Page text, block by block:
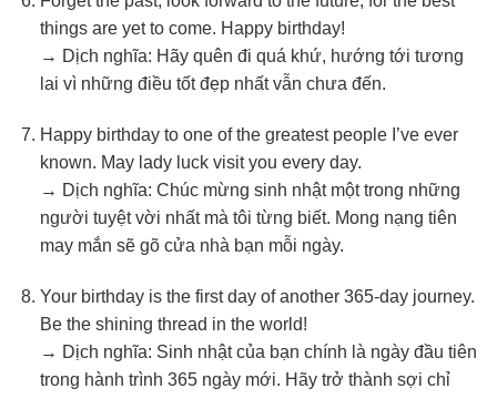
things are yet to come. Happy birthday!
→ Dịch nghĩa: Hãy quên đi quá khứ, hướng tới tương
lai vì những điều tốt đẹp nhất vẫn chưa đến.
Happy birthday to one of the greatest people I’ve ever
known. May lady luck visit you every day.
→ Dịch nghĩa: Chúc mừng sinh nhật một trong những
người tuyệt vời nhất mà tôi từng biết. Mong nạng tiên
may mắn sẽ gõ cửa nhà bạn mỗi ngày.
Your birthday is the first day of another 365-day journey.
Be the shining thread in the world!
→ Dịch nghĩa: Sinh nhật của bạn chính là ngày đầu tiên
trong hành trình 365 ngày mới. Hãy trở thành sợi chỉ